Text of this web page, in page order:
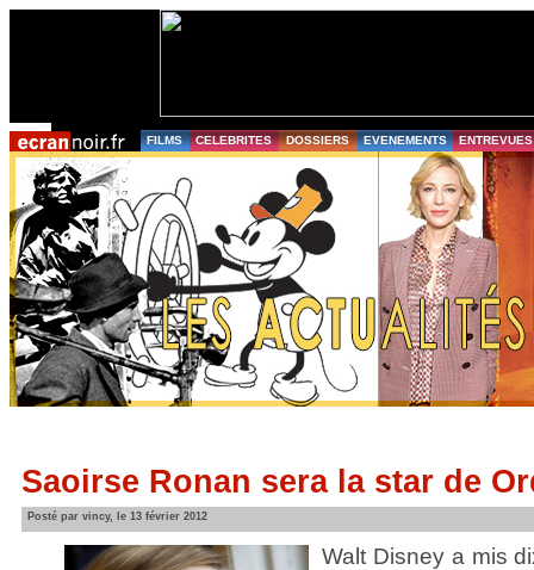
FILMS CELEBRITES DOSSIERS EVENEMENTS ENTREVUES
Saoirse Ronan sera la star de
Posté par vincy, le 13 février 2012
Walt Disney a mis